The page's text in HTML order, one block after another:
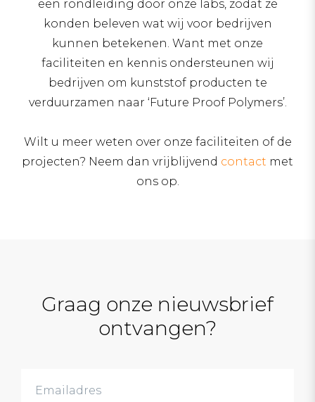
een rondleiding door onze labs, zodat ze
konden beleven wat wij voor bedrijven
kunnen betekenen. Want met onze
faciliteiten en kennis ondersteunen wij
bedrijven om kunststof producten te
verduurzamen naar ‘Future Proof Polymers’.
Wilt u meer weten over onze faciliteiten of de
projecten? Neem dan vrijblijvend contact met
ons op.
Graag onze nieuwsbrief
ontvangen?